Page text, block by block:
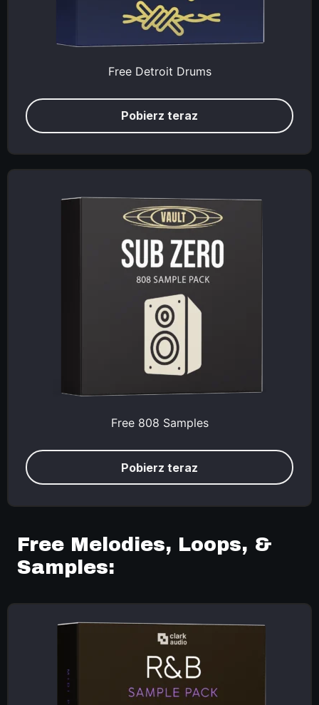
Free Detroit Drums
Pobierz teraz
Free 808 Samples
Pobierz teraz
Free Melodies, Loops, &
Samples: